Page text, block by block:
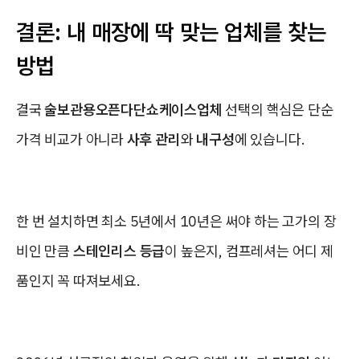
결론: 내 매장에 딱 맞는 업체를 찾는
방법
결국술보관용오픈다단쇼케이스업체 선택의 핵심은 단순
가격 비교가 아니라사후 관리와내구성에 있습니다.
한 번 설치하면 최소 5년에서 10년은 써야 하는 고가의 장
비인 만큼 스테인리스 등급이 높은지, 컴프레셔는 어디 제
품인지 꼭 따져보세요.